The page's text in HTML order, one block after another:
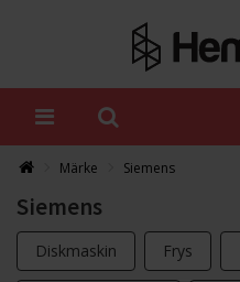
Märke Siemens
Siemens
Diskmaskin Frys